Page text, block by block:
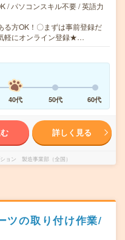
/ パソコンスキル不要 / 英語力
方OK！〇まずは事前登録だ
軽にオンライン登録★…
40代 50代 60代
詳しく見る
ョン 製造事業部（全国）
ツの取り付け作業/